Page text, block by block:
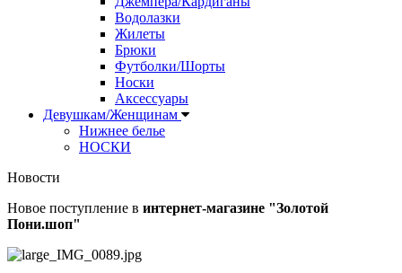
Водолазки
Жилеты
Брюки
Футболки/Шорты
Носки
Аксессуары
Девушкам/Женщинам
Нижнее белье
НОСКИ
Новости
Новое поступление в интернет-магазине "Золотой
Пони.шоп"